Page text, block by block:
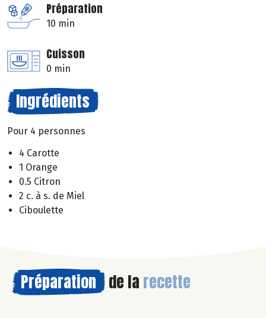
Préparation
10 min
Cuisson
0 min
Ingrédients
Pour 4 personnes
4 Carotte
1 Orange
0.5 Citron
2 c. à s. de Miel
Ciboulette
Préparation de la recette